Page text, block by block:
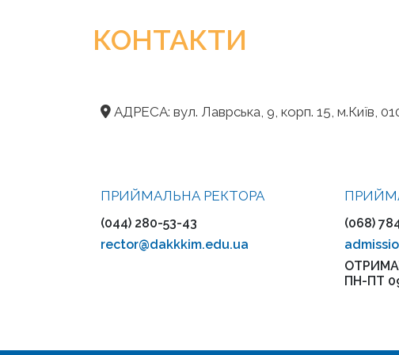
КОНТАКТИ
АДРЕСА: вул. Лаврська, 9, корп. 15, м.Київ,
ПРИЙМАЛЬНА РЕКТОРА
(044) 280-53-43
rector@dakkkim.edu.ua
(068)
ПН-ПТ